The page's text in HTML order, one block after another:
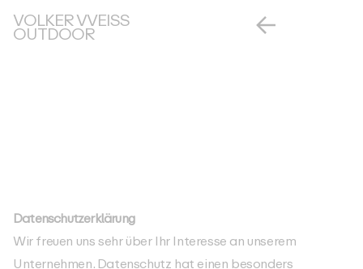
VOLKER VVEISS
OUTDOOR
Datenschutzerklärung
Wir freuen uns sehr über Ihr Interesse an unserem
Unternehmen. Datenschutz hat einen besonders